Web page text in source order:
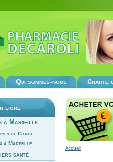
Qui sommes-nous Charte
ligne
à Marseille
de Garde
à Marseille
santé
Accueil